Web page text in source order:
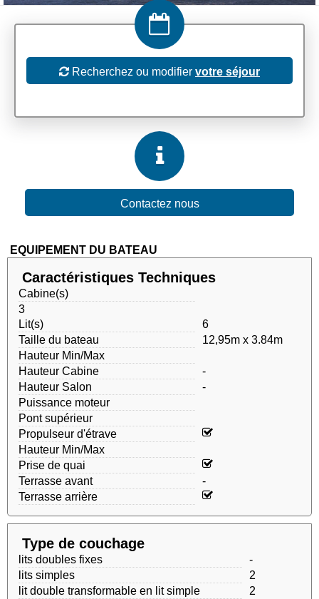
Recherchez ou modifier votre séjour
Contactez nous
EQUIPEMENT DU BATEAU
Caractéristiques Techniques
Cabine(s)
3
Lit(s)
6
Taille du bateau
12,95m x 3.84m
Hauteur Min/Max
Hauteur Cabine
-
Hauteur Salon
-
Puissance moteur
Pont supérieur
Propulseur d'étrave
Hauteur Min/Max
Prise de quai
Terrasse avant
-
Terrasse arrière
Type de couchage
lits doubles fixes
-
lits simples
2
lit double transformable en lit simple
2